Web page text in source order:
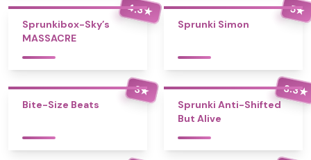
4.3★
Sprunkibox-Sky’s
MASSACRE
5★
Sprunki Simon
3★
Bite-Size Beats
3.3★
Sprunki Anti-Shifted
But Alive